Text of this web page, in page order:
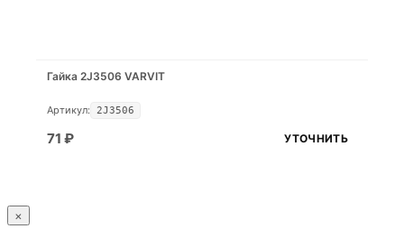
Гайка 2J3506 VARVIT
Артикул: 2J3506
71 ₽ УТОЧНИТЬ
×